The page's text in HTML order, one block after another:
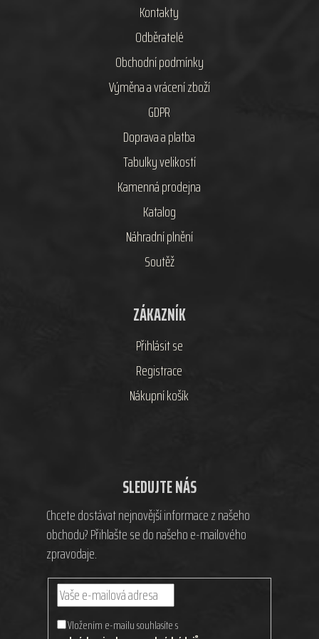
Kontakty
Odběratelé
Obchodní podmínky
Výměna a vrácení zboží
GDPR
Doprava a platba
Tabulky velikostí
Kamenná prodejna
Katalog
Náhradní plnění
Soutěž
ZÁKAZNÍK
Přihlásit se
Registrace
Nákupní košík
SLEDUJTE NÁS
Chcete dostávat nejnovější informace z našeho
obchodu? Přihlašte se do našeho e-mailového
zpravodaje.
Vložením e-mailu souhlasíte s